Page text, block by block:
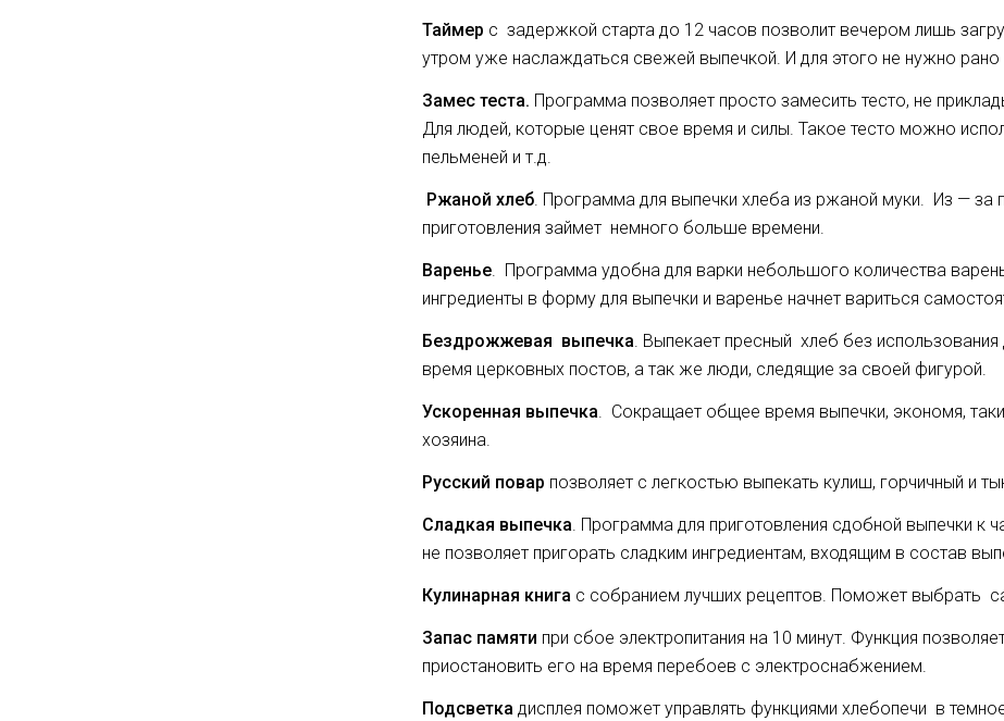
Таймер с задержкой старта до 12 часов позволит вечером лишь
утром уже наслаждаться свежей выпечкой. И для этого не нужно рано
Замес теста. Программа позволяет просто замесить тесто, не
Для людей, которые ценят свое время и силы. Такое тесто можно
пельменей и т.д.
Ржаной хлеб. Программа для выпечки хлеба из ржаной муки. Из — за
приготовления займет немного больше времени.
Варенье. Программа удобна для варки небольшого количества
ингредиенты в форму для выпечки и варенье начнет вариться
Бездрожжевая выпечка. Выпекает пресный хлеб без
время церковных постов, а так же люди, следящие за своей фигурой.
Ускоренная выпечка. Сокращает общее время выпечки, экономя,
хозяина.
Русский повар позволяет с легкостью выпекать кулиш, горчичный и
Сладкая выпечка. Программа для приготовления сдобной выпечки
не позволяет пригорать сладким ингредиентам, входящим в состав
Кулинарная книга с собранием лучших рецептов. Поможет выбрать
Запас памяти при сбое электропитания на 10 минут. Функция
приостановить его на время перебоев с электроснабжением.
Подсветка дисплея поможет управлять функциями хлебопечи в